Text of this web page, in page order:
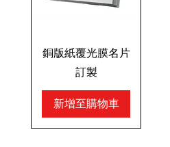
銅版紙覆光膜名片
訂製
新增至購物車